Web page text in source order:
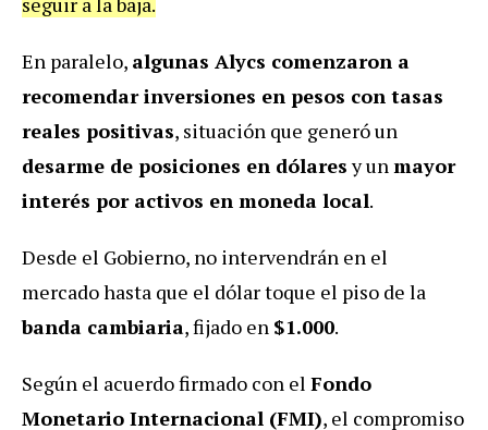
En paralelo, algunas Alycs comenzaron a
recomendar inversiones en pesos con tasas
reales positivas, situación que generó un
desarme de posiciones en dólaresy unmayor
interés por activos en moneda local.
Desde el Gobierno, no intervendrán en el
mercado hasta que el dólar toque el piso de la
banda cambiaria, fijado en $1.000.
Según el acuerdo firmado con el Fondo
Monetario Internacional (FMI), el compromiso